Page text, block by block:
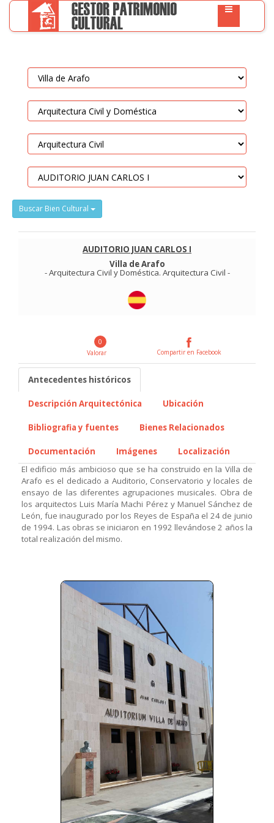
Buscar Bien Cultural
AUDITORIO JUAN CARLOS I
Villa de Arafo
-Arquitectura Civil y Doméstica. Arquitectura Civil -
0
Valorar
Compartir en Facebook
Antecedentes históricos
Descripción Arquitectónica Ubicación
Bibliografia y fuentes Bienes Relacionados
Documentación Imágenes
Localización
El edificio más ambicioso que se ha construido en la Villa de
Arafo es el dedicado a Auditorio, Conservatorio y locales de
ensayo de las diferentes agrupaciones musicales. Obra de
los arquitectos Luis María Machi Pérez y Manuel Sánchez de
León, fue inaugurado por los Reyes de España el 24 de junio
de 1994. Las obras se iniciaron en 1992 llevándose 2 años la
total realización del mismo.